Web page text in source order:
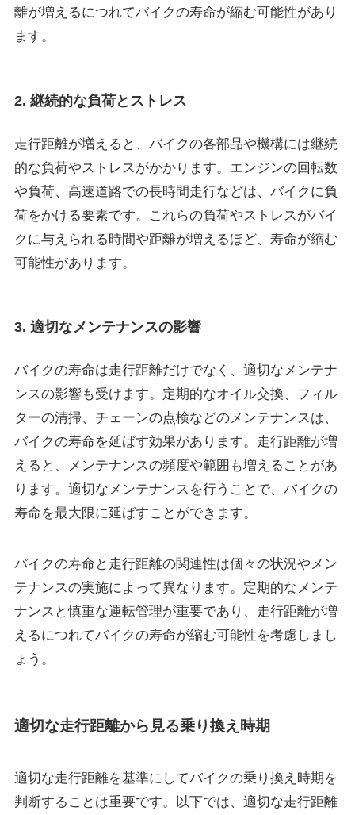
離が増えるにつれてバイクの寿命が縮む可能性があり
ます。
2. 継続的な負荷とストレス
走行距離が増えると、バイクの各部品や機構には継続
的な負荷やストレスがかかります。エンジンの回転数
や負荷、高速道路での長時間走行などは、バイクに負
荷をかける要素です。これらの負荷やストレスがバイ
クに与えられる時間や距離が増えるほど、寿命が縮む
可能性があります。
3. 適切なメンテナンスの影響
バイクの寿命は走行距離だけでなく、適切なメンテナ
ンスの影響も受けます。定期的なオイル交換、フィル
ターの清掃、チェーンの点検などのメンテナンスは、
バイクの寿命を延ばす効果があります。走行距離が増
えると、メンテナンスの頻度や範囲も増えることがあ
ります。適切なメンテナンスを行うことで、バイクの
寿命を最大限に延ばすことができます。
バイクの寿命と走行距離の関連性は個々の状況やメン
テナンスの実施によって異なります。定期的なメンテ
ナンスと慎重な運転管理が重要であり、走行距離が増
えるにつれてバイクの寿命が縮む可能性を考慮しまし
ょう。
適切な走行距離から見る乗り換え時期
適切な走行距離を基準にしてバイクの乗り換え時期を
判断することは重要です。以下では、適切な走行距離